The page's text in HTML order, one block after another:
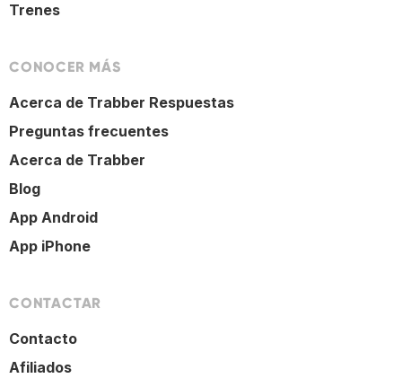
Trenes
CONOCER MÁS
Acerca de Trabber Respuestas
Preguntas frecuentes
Acerca de Trabber
Blog
App Android
App iPhone
CONTACTAR
Contacto
Afiliados